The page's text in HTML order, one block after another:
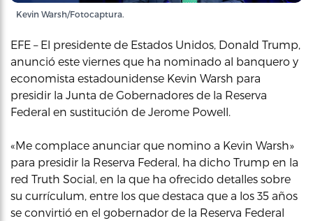
Kevin Warsh/Fotocaptura.
EFE – El presidente de Estados Unidos, Donald Trump,
anunció este viernes que ha nominado al banquero y
economista estadounidense Kevin Warsh para
presidir la Junta de Gobernadores de la Reserva
Federal en sustitución de Jerome Powell.
«Me complace anunciar que nomino a Kevin Warsh»
para presidir la Reserva Federal, ha dicho Trump en la
red Truth Social, en la que ha ofrecido detalles sobre
su currículum, entre los que destaca que a los 35 años
se convirtió en el gobernador de la Reserva Federal